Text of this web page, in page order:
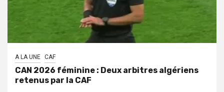
A LA UNE CAF
CAN 2026 féminine : Deux arbitres algériens
retenus par la CAF